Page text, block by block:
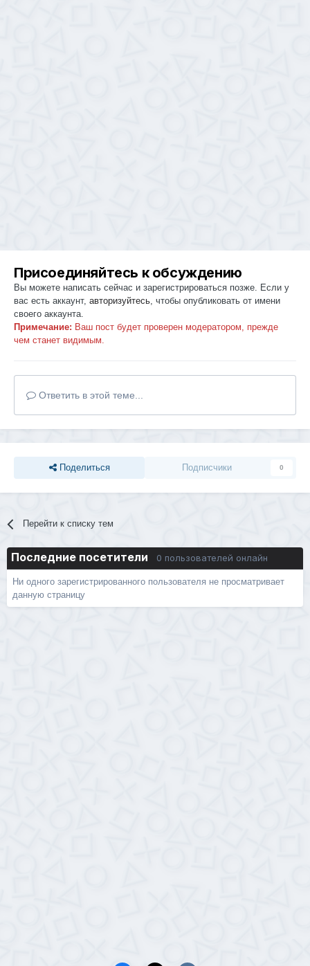
Присоединяйтесь к обсуждению
Вы можете написать сейчас и зарегистрироваться позже. Если у
вас есть аккаунт, авторизуйтесь, чтобы опубликовать от имени
своего аккаунта.
Примечание: Ваш пост будет проверен модератором, прежде
чем станет видимым.
Ответить в этой теме...
Поделиться Подписчики 0
Перейти к списку тем
Последние посетители 0 пользователей онлайн
Ни одного зарегистрированного пользователя не просматривает
данную страницу